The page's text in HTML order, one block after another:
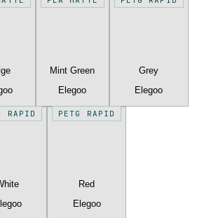
Mint Green
Elegoo
Grey
Elegoo
RAPID PETG RAPID
Red
Elegoo